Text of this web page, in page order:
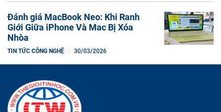
Đánh giá MacBook Neo: Khi Ranh
Giới Giữa iPhone Và Mac Bị Xóa
Nhòa
TIN TỨC CÔNG NGHỆ 30/03/2026